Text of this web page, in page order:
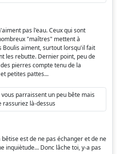
pas l'eau. Ceux qui sont
"maîtres" mettent à
Boulis aiment, surtout lorsqu'il fait
les rebutte. Dernier point, peu de
pierres compte tenu de la
petites pattes...
parraissent un peu bête mais
rassuriez là-dessus
est de ne pas échanger et de ne
inquiètude... Donc lâche toi, y-a pas